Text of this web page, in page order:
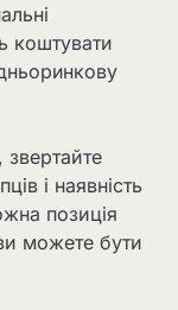
коштувати
і наявність
позиція
можете бути